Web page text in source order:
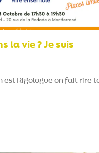
la vie ? Je suis
est Rigologue on fait rire